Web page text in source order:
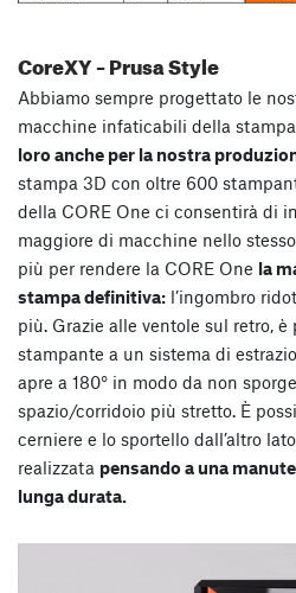
CoreXY – Prusa Style
Abbiamo sempre progettato le
macchine infaticabili della
loro anche per la nostra
stampa 3D con oltre 600
della CORE One ci consentirà di
maggiore di macchine nello
più per rendere la CORE One la
stampa definitiva: l’ingombro
più. Grazie alle ventole sul retro,
stampante a un sistema di
apre a 180° in modo da non
spazio/corridoio più stretto. È
cerniere e lo sportello dall’altro
realizzata pensando a una
lunga durata.